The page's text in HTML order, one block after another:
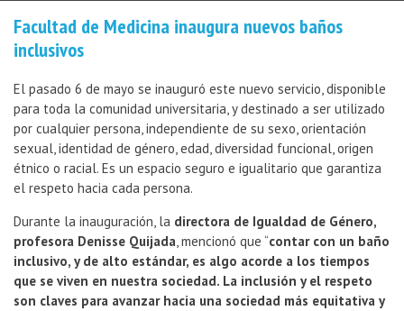
Facultad de Medicina inaugura nuevos baños
inclusivos
El pasado 6 de mayo se inauguró este nuevo servicio, disponible
para toda la comunidad universitaria, y destinado a ser utilizado
por cualquier persona, independiente de su sexo, orientación
sexual, identidad de género, edad, diversidad funcional, origen
étnico o racial. Es un espacio seguro e igualitario que garantiza
el respeto hacia cada persona.
Durante la inauguración, la directora de Igualdad de Género,
profesora Denisse Quijada, mencionó que “contar con un baño
inclusivo, y de alto estándar, es algo acorde a los tiempos
que se viven en nuestra sociedad. La inclusión y el respeto
son claves para avanzar hacia una sociedad más equitativa y